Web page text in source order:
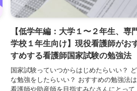
【低学年編：大学１〜２年生、専
学校１年生向け】現役看護師がお
すめする看護師国家試験の勉強法
国家試験っていつからはじめたらいい？
な勉強をしたらいい？ おすすめの勉強法は
看護師や助産師を目指すみなさんにとって